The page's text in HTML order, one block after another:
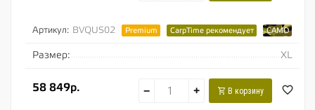
Артикул: BVQUS02 Premium CarpTime рекомендует CAMO
Размер: XL
58 849р. − + В корзину